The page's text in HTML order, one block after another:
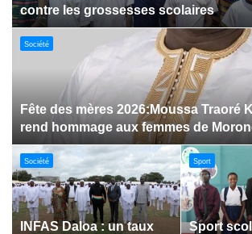
innovations porteuses d’espoir pour
Sport
Jeux paralympiques de 2028 :
Société
Bodokro : 30 élèves
Société
Insertion